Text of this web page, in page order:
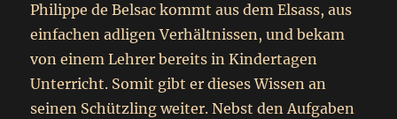
Philippe de Belsac kommt aus dem Elsass, aus
einfachen adligen Verhältnissen, und bekam
von einem Lehrer bereits in Kindertagen
Unterricht. Somit gibt er dieses Wissen an
seinen Schützling weiter. Nebst den Aufgaben